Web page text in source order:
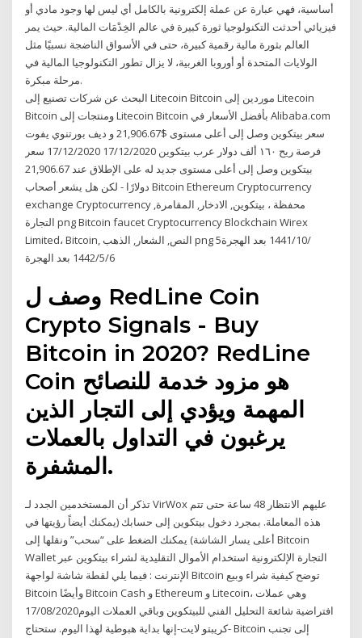
أساسية، فهي عبارة عن عملة إلكترونية بالكامل أي ليس لها وجود مادي أو
فيزيائي أحدثت التكنولوجيا ثورة كبيرة في عالم الخِدْمَات المالية. حيث يمر
العالم بثورة مالية رقمية كبيرة، حتى في الأسواق الناضجة نسبيًا مثل
الولايات المتحدة أو أوروبا الغربية، لا يزال تطور التكنولوجيا المالية في
مرحلة مبكرة.
البحث عن شركات تصنيع إلى Litecoin Bitcoin موردين إلى Litecoin
Bitcoin ومنتجات إلى Litecoin Bitcoin بأفضل الأسعار في Alibaba.com
سعر بيتكوين وصل إلى أعلى مستوى $21,906.67 و ديف بورتنوي يفوت
فرصة ريح ١٦٠ ألف دولار عرب بيتكوين 17/12/2020 17/12/2020 سعر
بيتكوين وصل إلى أعلى مستوى جديد له على الإطلاق عند 21,906.67
دولارًا - لكن هل يشعر أصحاب Bitcoin Ethereum Cryptocurrency
exchange Cryptocurrency محفظة ، بيتكوين, الادخار, المقامرة,
التجارة png Bitcoin faucet Cryptocurrency Blockchain Wirex
Limited، Bitcoin, النص, الشعار, الذهب png 5‏‏/10‏‏/1441 بعد الهجرة
6‏‏/5‏‏/1442 بعد الهجرة
وصف ل RedLine Coin
Crypto Signals - Buy
Bitcoin in 2020? RedLine
Coin هو مزود خدمة للنصائح
المهمة ويؤدي إلى التجار الذين
يرغبون في التداول بالعملات
المشفرة.
تذكر أن المستخدمين الجدد لـ VirWox عليهم الانتظار 48 ساعة حتى تتم
هذه المعاملة. بمجرد دخول بيتكوين إلى حسابك (يمكنك أيضاً رؤيتها في
أعلى يسار الشاشة) يمكنك الضغط على “سحب” ونقلها إلى Bitcoin
Wallet التجارة الإلكترونية استخدام الأموال التقليدية لشراء بيتكوين عبر
الإنترنت : فيما يلي لقطة شاشة لواجهة Bitcoin توضح كيفية شراء وبيع
Bitcoin وأيضًا Bitcoin Cash و Ethereum و Litecoin، وهي عملات
افتراضية شائعة التحليل الفني للبيتكوين وباقي العملات اليوم17/08/2020
-كريبتو لايت-إنها بداية هبوطية لهذا اليوم. ستحتاج Bitcoin إلى تجنب